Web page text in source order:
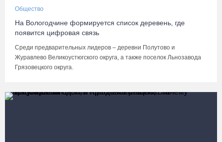
Общество
На Вологодчине формируется список деревень, где
появится цифровая связь
Среди предварительных лидеров – деревни Полутово и
Журавлево Великоустюгского округа, а также поселок Льнозавода
Грязовецкого округа.